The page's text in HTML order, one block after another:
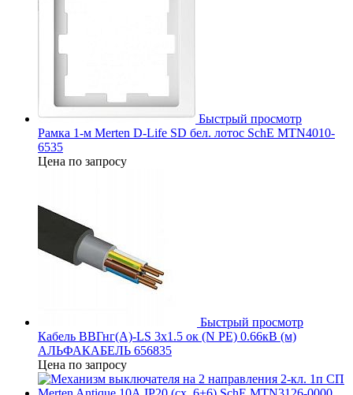
Быстрый просмотр
Рамка 1-м Merten D-Life SD бел. лотос SchE MTN4010-
6535
Цена по запросу
Быстрый просмотр
Кабель ВВГнг(А)-LS 3х1.5 ок (N PE) 0.66кВ (м)
АЛЬФАКАБЕЛЬ 656835
Цена по запросу